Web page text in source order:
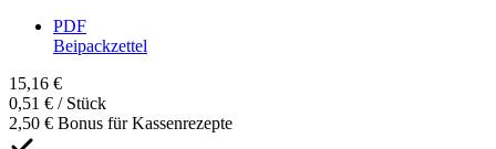
PDF
Beipackzettel
15,16 €
0,51 € / Stück
2,50 € Bonus für Kassenrezepte